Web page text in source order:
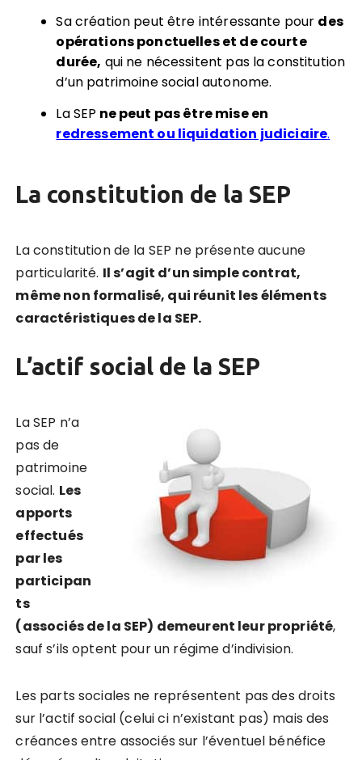
Sa création peut être intéressante pour des
opérations ponctuelles et de courte
durée, qui ne nécessitent pas la constitution
d’un patrimoine social autonome.
La SEP ne peut pas être mise en
redressement ou liquidation judiciaire.
La constitution de la SEP
La constitution de la SEP ne présente aucune
particularité. Il s’agit d’un simple contrat,
même non formalisé, qui réunit les éléments
caractéristiques de la SEP.
L’actif social de la SEP
La SEP n’a
pas de
patrimoine
social. Les
apports
effectués
par les
participan
ts
(associés de la SEP) demeurent leur propriété,
sauf s’ils optent pour un régime d’indivision.
Les parts sociales ne représentent pas des droits
sur l’actif social (celui ci n’existant pas) mais des
créances entre associés sur l’éventuel bénéfice